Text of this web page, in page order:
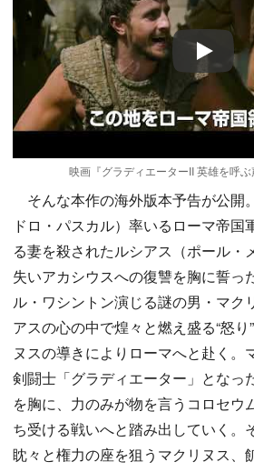
Play
映画『グラディエーターII 英雄を呼
そんな本作の海外版本予告が公開
ドロ・パスカル）率いるローマ帝国
る妻を殺されたルシアス（ポール・
失いアカシウスへの復讐を胸に誓っ
ル・ワシントン演じる謎の男・マク
アスの心の中で煌々と燃え盛る“怒り
ヌスの導きによりローマへと赴く。
剣闘士「グラディエーター」となっ
を胸に、力のみが物を言うコロセウ
ち受ける戦いへと踏み出していく。
眈々と権力の座を狙うマクリヌス、